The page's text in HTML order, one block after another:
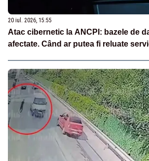
20 iul. 2026, 15:55
Atac cibernetic la ANCPI: bazele de
afectate. Când ar putea fi reluate